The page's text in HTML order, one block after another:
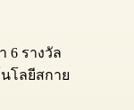
6 รางวัล
โลยีสกาย